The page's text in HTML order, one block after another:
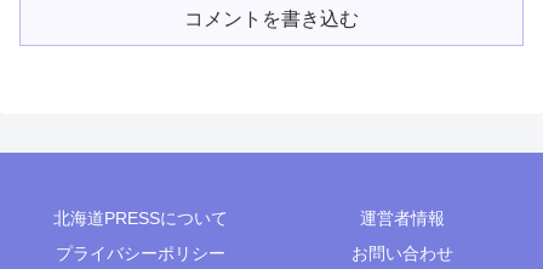
コメントを書き込む
北海道PRESSについて
運営者情報
プライバシーポリシー
お問い合わせ